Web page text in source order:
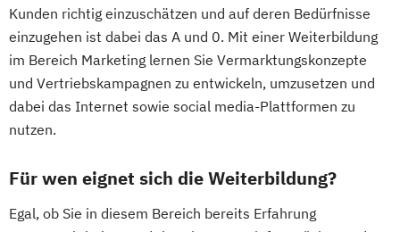
Kunden richtig einzuschätzen und auf deren Bedürfnisse
einzugehen ist dabei das A und 0. Mit einer Weiterbildung
im Bereich Marketing lernen Sie Vermarktungskonzepte
und Vertriebskampagnen zu entwickeln, umzusetzen und
dabei das Internet sowie social media-Plattformen zu
nutzen.
Für wen eignet sich die Weiterbildung?
Egal, ob Sie in diesem Bereich bereits Erfahrung